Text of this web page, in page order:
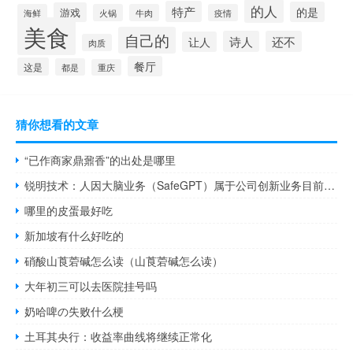
海鲜 游戏 火锅 牛肉 特产 疫情 的人 的是
美食 肉质 自己的 让人 诗人 还不
这是 都是 重庆 餐厅
猜你想看的文章
“已作商家鼎鼐香”的出处是哪里
锐明技术：人因大脑业务（SafeGPT）属于公司创新业务目前还没有进入到大规模销售阶段
哪里的皮蛋最好吃
新加坡有什么好吃的
硝酸山莨菪碱怎么读（山莨菪碱怎么读）
大年初三可以去医院挂号吗
奶哈啤の失败什么梗
土耳其央行：收益率曲线将继续正常化